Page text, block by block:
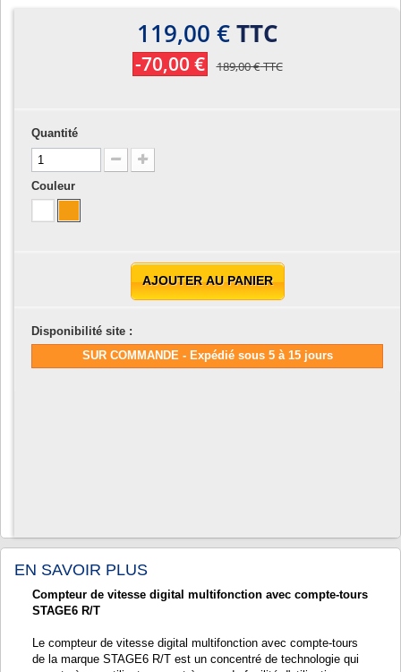
119,00 €TTC
-70,00 € 189,00 €TTC
Quantité
Couleur
AJOUTER AU PANIER
Disponibilité site :
SUR COMMANDE - Expédié sous 5 à 15 jours
EN SAVOIR PLUS
Compteur de vitesse digital multifonction avec compte-tours
STAGE6 R/T
Le compteur de vitesse digital multifonction avec compte-tours
de la marque STAGE6 R/T est un concentré de technologie qui